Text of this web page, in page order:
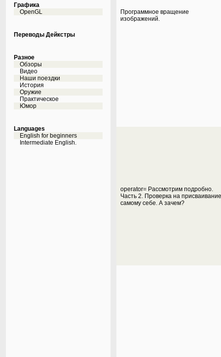
Графика
OpenGL
Переводы Дейкстры
Разное
Обзоры
Видео
Наши поездки
История
Оружие
Практическое
Юмор
Languages
English for beginners
Intermediate English.
Программное вращение
изображений.
operator= Рассмотрим подробно.
Часть 2. Проверка на присваивание
самому себе. А зачем?